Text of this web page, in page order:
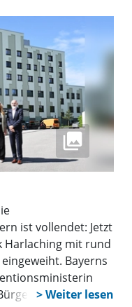
ist vollendet: Jetzt
Harlaching mit rund
Bayerns